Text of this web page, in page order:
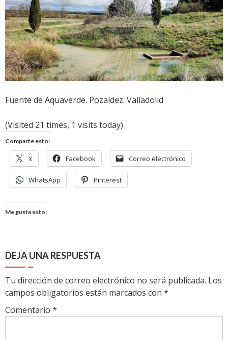
Fuente de Aquaverde. Pozaldez. Valladolid
(Visited 21 times, 1 visits today)
Comparte esto:
X Facebook Correo electrónico
WhatsApp Pinterest
Me gusta esto:
DEJA UNA RESPUESTA
Tu dirección de correo electrónico no será publicada. Los
campos obligatorios están marcados con *
Comentario *